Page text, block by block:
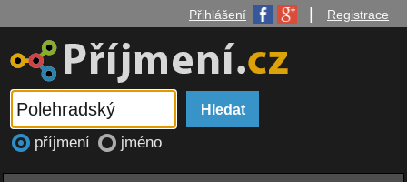
Přihlášení Registrace
příjmení jméno